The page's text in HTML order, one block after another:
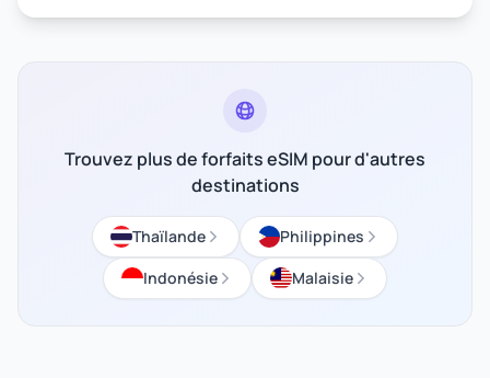
Trouvez plus de forfaits eSIM pour d'autres
destinations
Thaïlande
Philippines
Indonésie
Malaisie